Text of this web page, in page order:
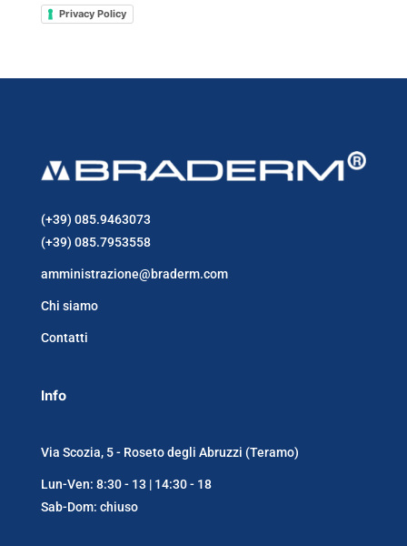
Privacy Policy
(+39) 085.9463073
(+39) 085.7953558
amministrazione@braderm.com
Chi siamo
Contatti
Info
Via Scozia, 5 - Roseto degli Abruzzi (Teramo)
Lun-Ven: 8:30 - 13 | 14:30 - 18
Sab-Dom: chiuso